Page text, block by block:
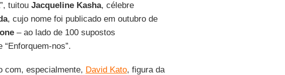
tuitou Jacqueline Kasha, célebre
, cujo nome foi publicado em outubro de
– ao lado de 100 supostos
nos”.
com, especialmente, David Kato, figura da